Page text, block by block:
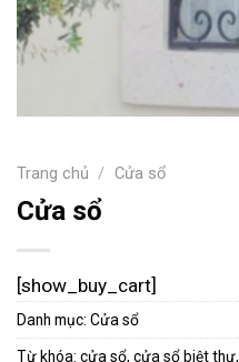
Trang chủ / Cửa sổ
Cửa sổ
[show_buy_cart]
Danh mục: Cửa sổ
Từ khóa: cửa sổ, cửa sổ biệt thự,